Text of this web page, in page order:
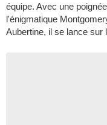
équipe. Avec une
l'énigmatique
Aubertine, il se lance sur